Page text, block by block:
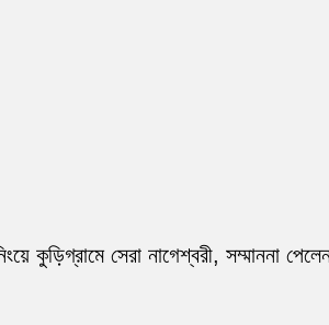
কুড়িগ্রামে সেরা নাগেশ্বরী, সম্মাননা